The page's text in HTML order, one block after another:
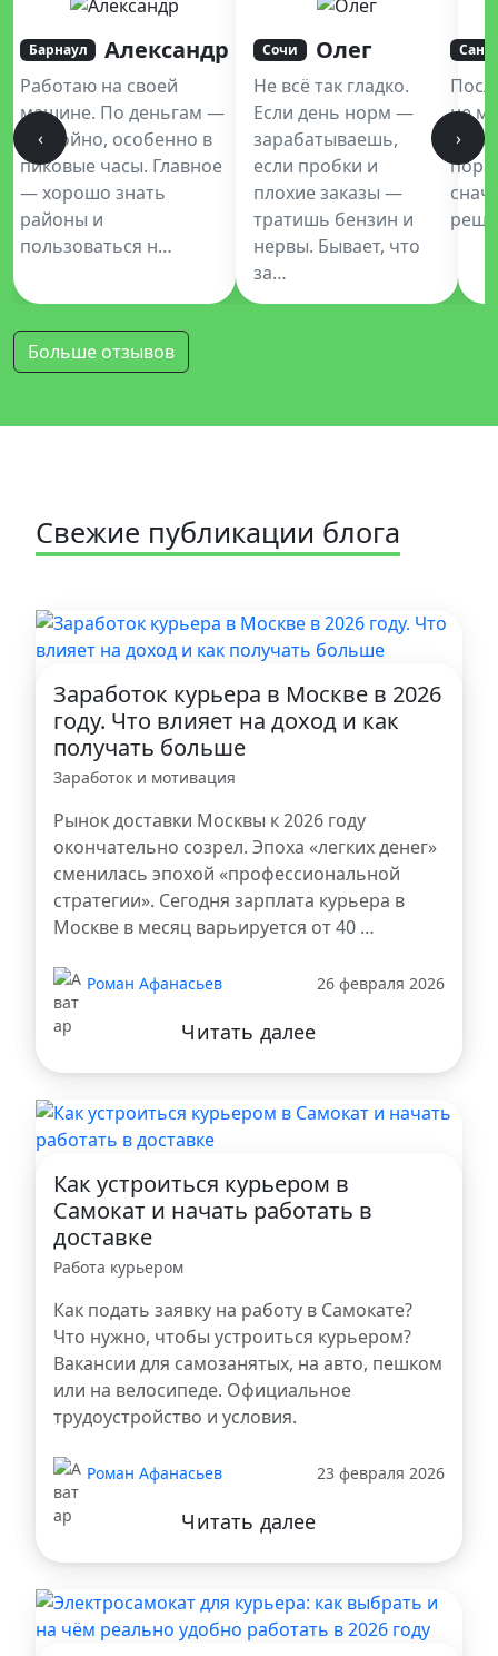
Барнаул Александр
Работаю на своей
машине. По деньгам —
достойно, особенно в
пиковые часы. Главное
— хорошо знать
районы и
пользоваться н…
Сочи Олег
Не всё так гладко.
Если день норм —
зарабатываешь,
если пробки и
плохие заказы —
тратишь бензин и
нервы. Бывает, что
за…
не
‹ ›
Больше отзывов
Свежие публикации блога
Заработок курьера в Москве в 2026
году. Что влияет на доход и как
получать больше
Заработок и мотивация
Рынок доставки Москвы к 2026 году
окончательно созрел. Эпоха «легких денег»
сменилась эпохой «профессиональной
стратегии». Сегодня зарплата курьера в
Москве в месяц варьируется от 40 …
Роман Афанасьев 26 февраля 2026
Читать далее
Как устроиться курьером в
Самокат и начать работать в
доставке
Работа курьером
Как подать заявку на работу в Самокате?
Что нужно, чтобы устроиться курьером?
Вакансии для самозанятых, на авто, пешком
или на велосипеде. Официальное
трудоустройство и условия.
Роман Афанасьев 23 февраля 2026
Читать далее